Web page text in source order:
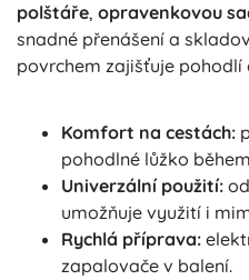
polštáře, opravenkovou
snadné přenášení a
povrchem zajišťuje pohodlí
Komfort na cestách:
pohodlné lůžko
Univerzální použití:
umožňuje využití i
Rychlá příprava:
zapalovače v balení.